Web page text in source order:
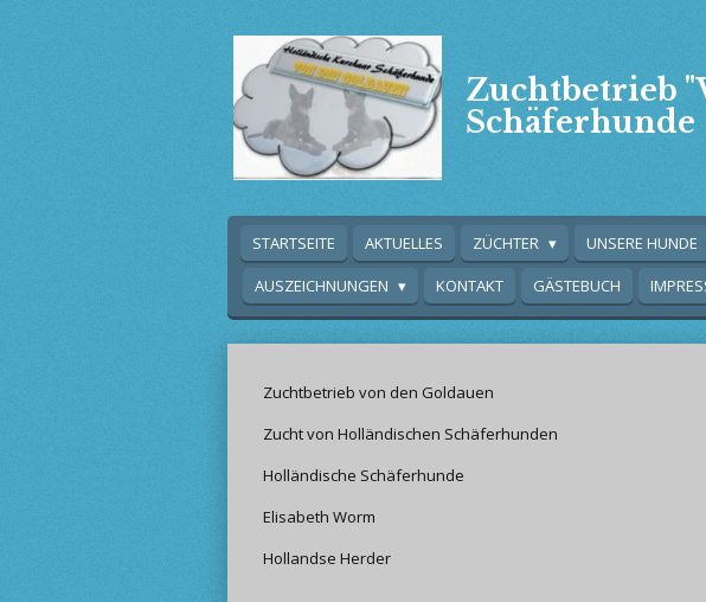
Zuchtbetrieb
Schäferhunde
STARTSEITE AKTUELLES ZÜCHTER UNSERE HUNDE
AUSZEICHNUNGEN
KONTAKT GÄSTEBUCH
Zuchtbetrieb von den Goldauen
Zucht von Holländischen Schäferhunden
Holländische Schäferhunde
Elisabeth Worm
Hollandse Herder